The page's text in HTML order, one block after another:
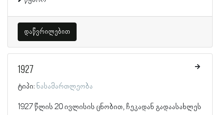
დაწვრილებით
1927
ტიპი: ნასამართლეობა
1927 წლის 20 ივლისის ცნობით, ჩეკადან გადაასახლეს